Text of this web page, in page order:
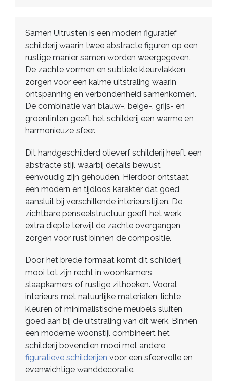
Samen Uitrusten is een modern figuratief
schilderij waarin twee abstracte figuren op een
rustige manier samen worden weergegeven.
De zachte vormen en subtiele kleurvlakken
zorgen voor een kalme uitstraling waarin
ontspanning en verbondenheid samenkomen.
De combinatie van blauw-, beige-, grijs- en
groentinten geeft het schilderij een warme en
harmonieuze sfeer.
Dit handgeschilderd olieverf schilderij heeft een
abstracte stijl waarbij details bewust
eenvoudig zijn gehouden. Hierdoor ontstaat
een modern en tijdloos karakter dat goed
aansluit bij verschillende interieurstijlen. De
zichtbare penseelstructuur geeft het werk
extra diepte terwijl de zachte overgangen
zorgen voor rust binnen de compositie.
Door het brede formaat komt dit schilderij
mooi tot zijn recht in woonkamers,
slaapkamers of rustige zithoeken. Vooral
interieurs met natuurlijke materialen, lichte
kleuren of minimalistische meubels sluiten
goed aan bij de uitstraling van dit werk. Binnen
een moderne woonstijl combineert het
schilderij bovendien mooi met andere
figuratieve schilderijen voor een sfeervolle en
evenwichtige wanddecoratie.